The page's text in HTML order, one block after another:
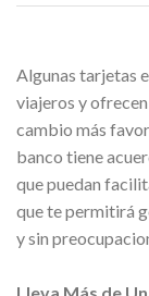
Algunas tarjetas
viajeros y
cambio más
banco tiene
que puedan
que te permitirá
y sin